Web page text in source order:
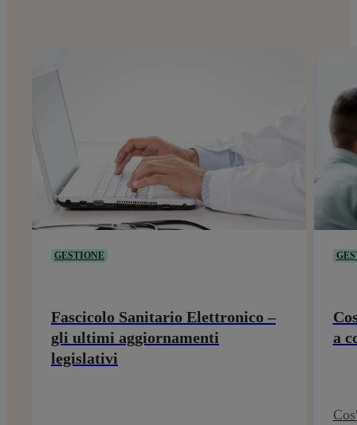
GESTIONE
Fascicolo Sanitario Elettronico –
gli ultimi aggiornamenti
legislativi
a